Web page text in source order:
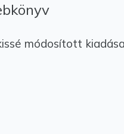
módosított